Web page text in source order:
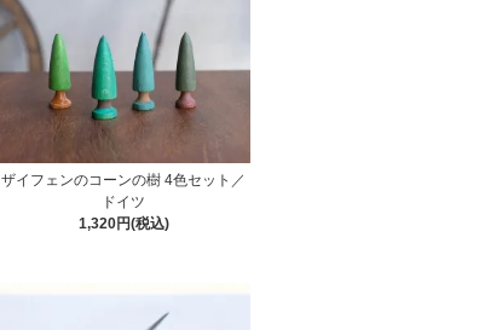
ザイフェンのコーンの樹 4色セット／
ドイツ
1,320円(税込)